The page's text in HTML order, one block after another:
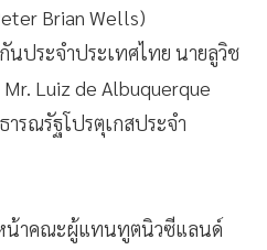
Brian Wells)
นประจำประเทศไทย นายลูวิช
Luiz de Albuquerque
ารณรัฐโปรตุเกสประจำ
หน้าคณะผู้แทนทูตนิวซีแลนด์